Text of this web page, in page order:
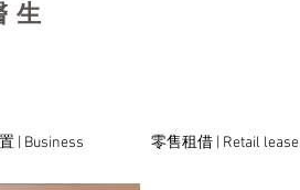
生
| Business 零售租借 | Retail lease